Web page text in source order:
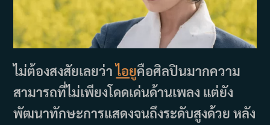
ไม่ต้องสงสัยเลยว่าไอยูคือศิลปินมากความ
สามารถที่ไม่เพียงโดดเด่นด้านเพลง แต่ยัง
พัฒนาทักษะการแสดงจนถึงระดับสูงด้วย หลัง